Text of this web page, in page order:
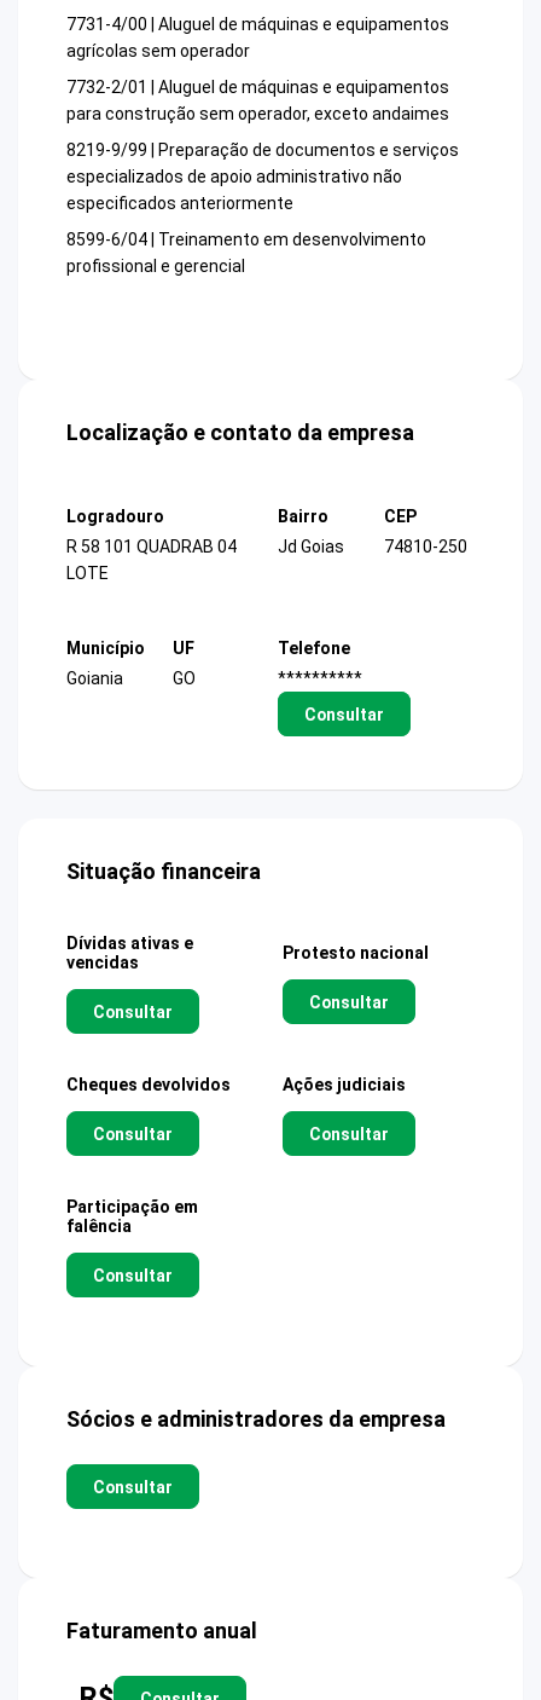
7731-4/00 | Aluguel de máquinas e equipamentos
agrícolas sem operador
7732-2/01 | Aluguel de máquinas e equipamentos
para construção sem operador, exceto andaimes
8219-9/99 | Preparação de documentos e serviços
especializados de apoio administrativo não
especificados anteriormente
8599-6/04 | Treinamento em desenvolvimento
profissional e gerencial
Localização e contato da empresa
Logradouro
R 58 101 QUADRAB 04
LOTE
Bairro
Jd Goias
CEP
74810-250
Município
Goiania
UF
GO
Telefone
**********
Consultar
Situação financeira
Dívidas ativas e
vencidas
Consultar
Protesto nacional
Consultar
Cheques devolvidos
Consultar
Ações judiciais
Consultar
Participação em
falência
Consultar
Sócios e administradores da empresa
Consultar
Faturamento anual